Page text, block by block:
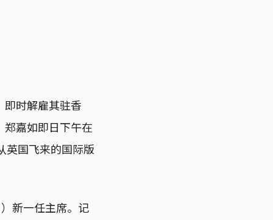
时解雇其驻香
嘉如即日下午在
英国飞来的国际版
新一任主席。记